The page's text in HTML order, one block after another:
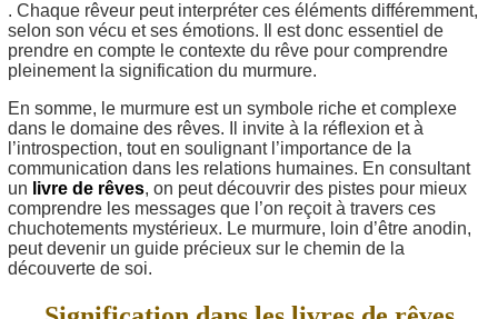
. Chaque rêveur peut interpréter ces éléments différemment,
selon son vécu et ses émotions. Il est donc essentiel de
prendre en compte le contexte du rêve pour comprendre
pleinement la signification du murmure.
En somme, le murmure est un symbole riche et complexe
dans le domaine des rêves. Il invite à la réflexion et à
l’introspection, tout en soulignant l’importance de la
communication dans les relations humaines. En consultant
un livre de rêves, on peut découvrir des pistes pour mieux
comprendre les messages que l’on reçoit à travers ces
chuchotements mystérieux. Le murmure, loin d’être anodin,
peut devenir un guide précieux sur le chemin de la
découverte de soi.